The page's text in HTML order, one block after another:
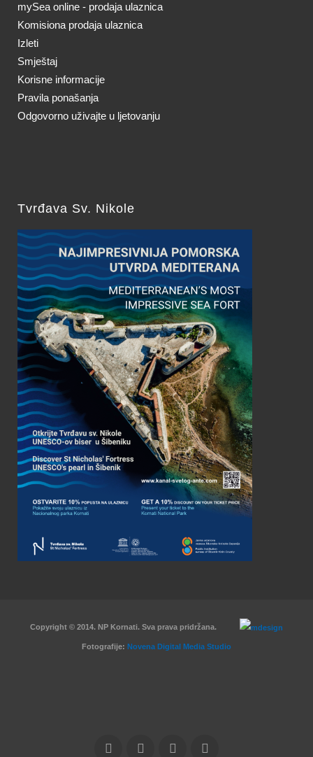
mySea online - prodaja ulaznica
Komisiona prodaja ulaznica
Izleti
Smještaj
Korisne informacije
Pravila ponašanja
Odgovorno uživajte u ljetovanju
Tvrđava Sv. Nikole
Copyright © 2014. NP Kornati. Sva prava pridržana.
Fotografije: Novena Digital Media Studio